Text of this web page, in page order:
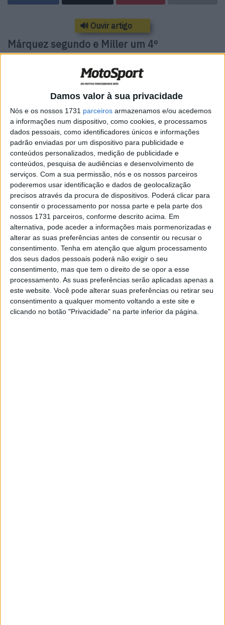
Damos valor à sua privacidade
Nós e os nossos 1731 parceiros armazenamos e/ou acedemos
a informações num dispositivo, como cookies, e processamos
dados pessoais, como identificadores únicos e informações
padrão enviadas por um dispositivo para publicidade e
conteúdos personalizados, medição de publicidade e
conteúdos, pesquisa de audiências e desenvolvimento de
serviços. Com a sua permissão, nós e os nossos parceiros
poderemos usar identificação e dados de geolocalização
precisos através da procura de dispositivos. Poderá clicar para
consentir o processamento por nossa parte e pela parte dos
nossos 1731 parceiros, conforme descrito acima. Em
alternativa, pode aceder a informações mais pormenorizadas e
alterar as suas preferências antes de consentir ou recusar o
consentimento. Tenha em atenção que algum processamento
dos seus dados pessoais poderá não exigir o seu
consentimento, mas que tem o direito de se opor a esse
processamento. As suas preferências serão aplicadas apenas a
este website. Você pode alterar suas preferências ou retirar seu
consentimento a qualquer momento voltando a este site e
clicando no botão "Privacidade" na parte inferior da página.
🔊 Ouvir artigo
Márquez segundo e Miller um 4º
surpreendente
Breves minutos em pista que os pilotos usam só para ver
se está tudo bem nas condições do dia da corrida, e que
no caso da pista de Brno para o Grande prémio da
Chéquia tiveram como mais rápidos em sucessão Raul
Fernández, Fabio DiGiannantonio, e depois Marc Márquez
na maioria da sessão, notando-se ainda a boa prestação
de Jack Miller a chegar a 4º com a Yamaha da Pramac…
finalmente, a um minuto do final, apareceu no topo da
tabela Fermín Aldeguer, cuja volta de 1:52.848 na Ducati
Gresini ficaria como a mais rápida…